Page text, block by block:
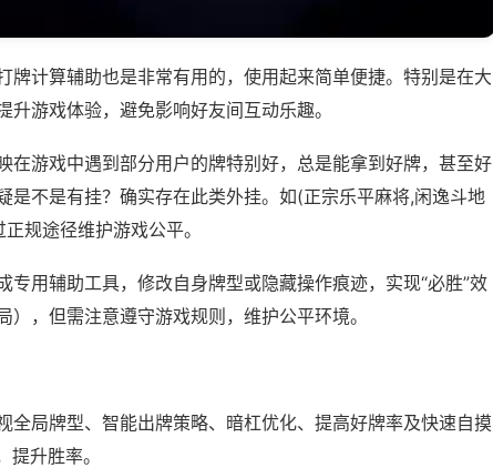
牌计算辅助也是非常有用的，使用起来简单便捷。特别是在大
游戏体验，避免影响好友间互动乐趣。
在游戏中遇到部分用户的牌特别好，总是能拿到好牌，甚至好
是不是有挂？确实存在此类外挂。如(正宗乐平麻将,闲逸斗地
规途径维护游戏公平。
专用辅助工具，修改自身牌型或隐藏操作痕迹，实现“必胜”效
，但需注意遵守游戏规则，维护公平环境。
全局牌型、智能出牌策略、暗杠优化、提高好牌率及快速自摸
升胜率。